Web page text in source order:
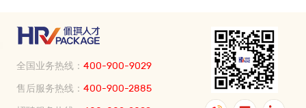
全国业务热线： 400-900-9029
售后服务热线： 400-900-2885